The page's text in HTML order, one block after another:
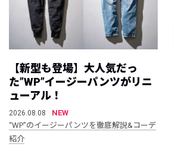
【新型も登場】大人気だっ
た”WP”イージーパンツがリニ
ューアル！
2026.08.08
NEW
“WP”のイージーパンツを徹底解説&コーデ
紹介